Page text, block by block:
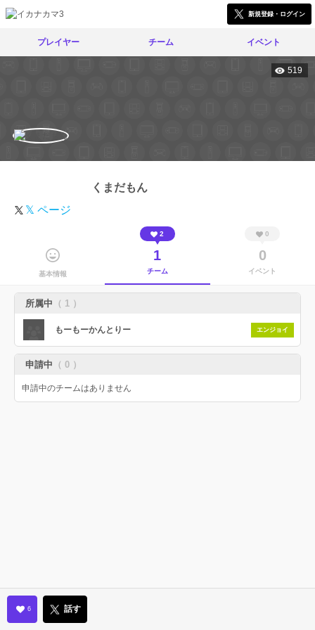
新規登録・ログイン
プレイヤー チーム イベント
519
くまだもん
𝕏 ページ
基本情報
2
1
チーム
0
0
イベント
所属中 （ 1 ）
もーもーかんとりー エンジョイ
申請中 （ 0 ）
申請中のチームはありません
6 話す